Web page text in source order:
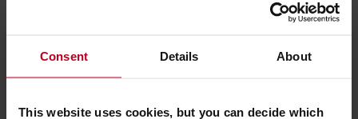
Consent Details About
This website uses cookies, but you can decide which
Breite:43 cm
Länge:30cm